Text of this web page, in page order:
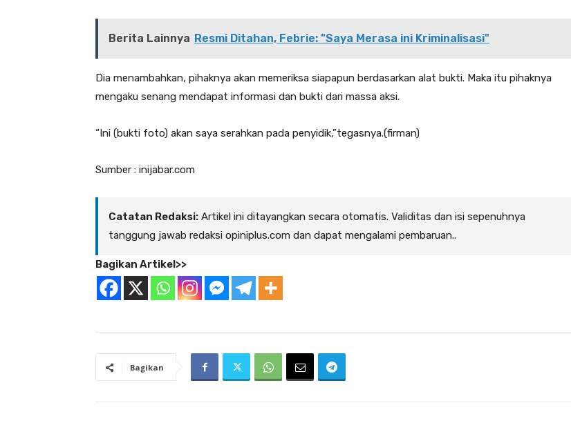
Berita Lainnya Resmi Ditahan, Febrie: "Saya Merasa ini Kriminalisasi"
Dia menambahkan, pihaknya akan memeriksa siapapun berdasarkan alat bukti. Maka itu pihaknya
mengaku senang mendapat informasi dan bukti dari massa aksi.
“Ini (bukti foto) akan saya serahkan pada penyidik,”tegasnya.(firman)
Sumber : inijabar.com
Catatan Redaksi: Artikel ini ditayangkan secara otomatis. Validitas dan isi sepenuhnya
tanggung jawab redaksi opiniplus.com dan dapat mengalami pembaruan..
Bagikan Artikel>>
Bagikan